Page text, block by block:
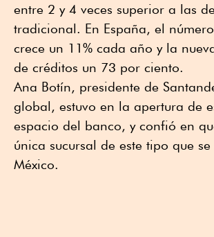
entre 2 y 4 veces superior a las
tradicional. En España, el
crece un 11% cada año y la
de créditos un 73 por ciento.
Ana Botín, presidente de
global, estuvo en la apertura de
espacio del banco, y confió en
única sucursal de este tipo que
México.